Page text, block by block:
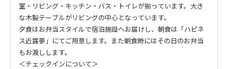
室・リビング・キッチン・バス・トイレが揃っています。大き
な木製テーブルがリビングの中心となっています。
夕食はお弁当スタイルで宿泊施設へお届けし、朝食は「ハピネ
ス近露夢」にてご用意します。また朝食時にはその日のお弁当
もお渡しします。
＜チェックインについて＞